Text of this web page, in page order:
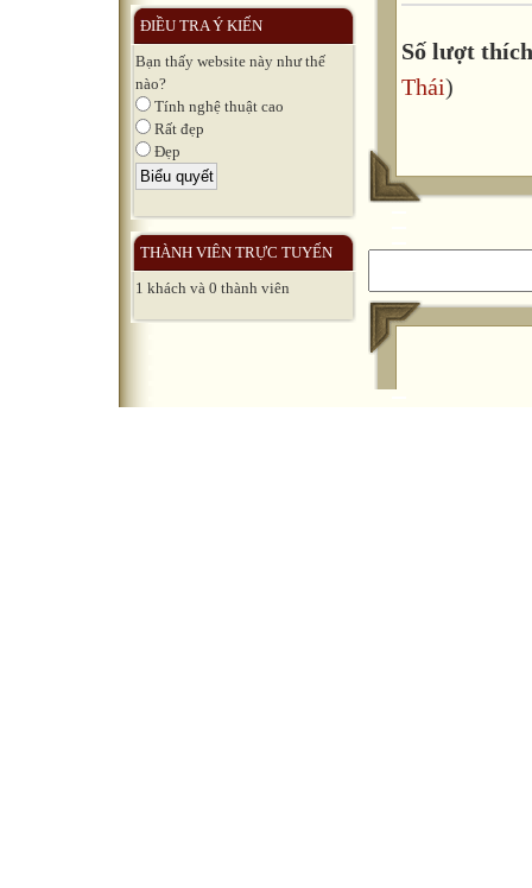
ĐIỀU TRA Ý KIẾN
Bạn thấy website này như thế
nào?
Tính nghệ thuật cao
Rất đẹp
Đẹp
THÀNH VIÊN TRỰC TUYẾN
1 khách và 0 thành viên
Số lượt
Thái)